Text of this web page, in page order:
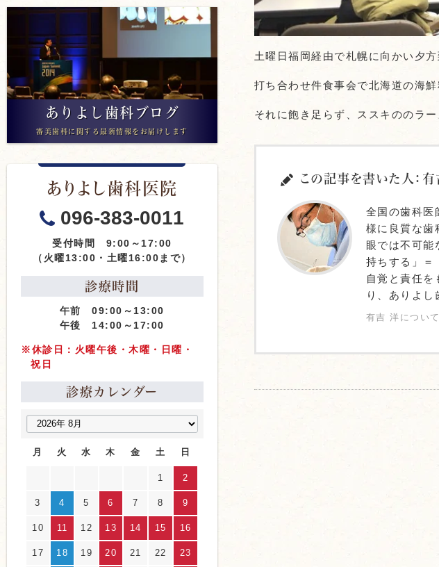
土曜日福岡経由で札幌に向かい夕方
打ち合わせ件食事会で北海道の海
それに飽き足らず、ススキののラ
この記事を書いた人：
全国の歯科医
様に良質な歯
眼では不可能
持ちする」＝
自覚と責任
り、ありよし
有吉 洋につい
ありよし歯科ブログ
審美歯科に関する最新情報をお届けします
ありよし歯科医院
096-383-0011
受付時間 9:00～17:00
（火曜13:00・土曜16:00まで）
診療時間
午前 09:00～13:00
午後 14:00～17:00
※休診日：火曜午後・木曜・日曜・
祝日
診療カレンダー
月 火 水 木 金 土 日
1 2
3 4 5 6 7 8 9
10 11 12 13 14 15 16
17 18 19 20 21 22 23